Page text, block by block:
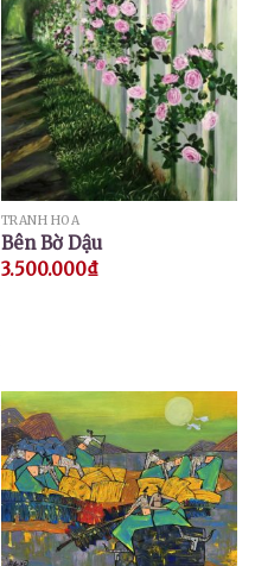
TRANH HOA
Bên Bờ Dậu
3.500.000₫